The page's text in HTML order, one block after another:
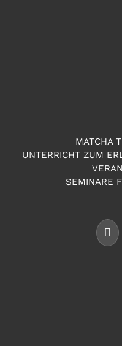
MATCHA
UNTERRICHT ZUM
SEMINARE